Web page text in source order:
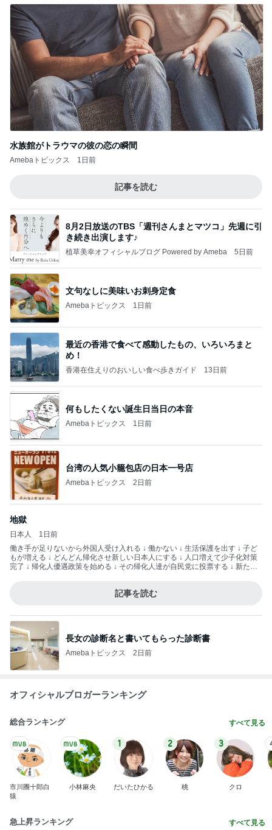
水族館がトラウマの彼の恋の瞬間
Amebaトピックス 1日前
記事を読む
8月2日放送のTBS「週刊さんまとマツコ」先週に引
き続き出演します♪
植草美幸オフィシャルブログ Powered by Ameba 5日前
文句なしに美味いお刺身定食
Amebaトピックス 1日前
最近の香港で食べて感動したもの、いろいろまと
め！
香港在住えりのおいしい食べ歩きガイド 13日前
何もしたくない誕生日当日の本音
Amebaトピックス 1日前
台湾の人気小籠包店の日本一号店
Amebaトピックス 2日前
地獄
日本人
1日前
働き手が足りないから外国人受け入れる ↓ 働かない ↓ 生活保護を出す ↓ 子ど
もが増える ↓ どんどん帰化させ新しい日本人にする ↓ 人口増えて少子化対策
完了 ↓ 帰化人優遇政策を始める ↓ その帰化人達が自民党に投票する ↓ 新たな
記事を読む
長女の診断名と書いてもらった診断書
Amebaトピックス 2日前
オフィシャルブロガーランキング
総合ランキング すべて見る
市川團十郎白
猿
小林麻央
1
だいたひかる
2
桃
3
クロ
急上昇ランキング すべて見る